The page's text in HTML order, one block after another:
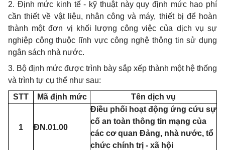
2. Định mức kinh tế - kỹ thuật này quy định mức hao phí
cần thiết về vật liệu, nhân công và máy, thiết bị để hoàn
thành một đơn vị khối lượng công việc của dịch vụ sự
nghiệp công thuộc lĩnh vực công nghệ thông tin sử dụng
ngân sách nhà nước.
3. Bộ định mức được trình bày sắp xếp thành một hệ thống
và trình tự cụ thể như sau:
STT
Mã định mức Tên dịch vụ
1 ĐN.01.00
Điều phối hoạt động ứng cứu sự
cố an toàn thông tin mạng của
các cơ quan Đảng, nhà nước, tổ
chức chính trị - xã hội